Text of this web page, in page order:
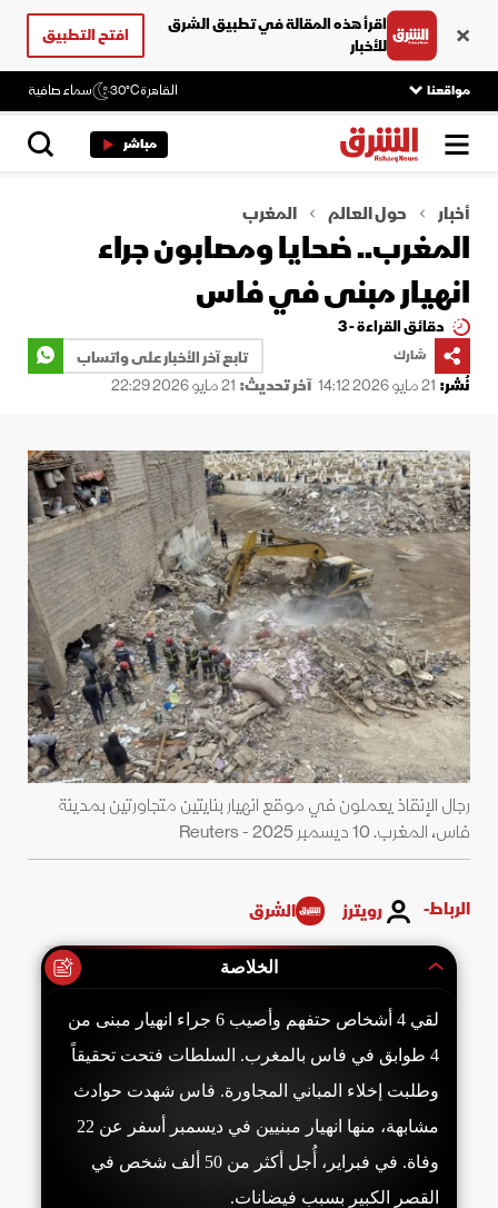
اقرأ هذه المقالة في تطبيق الشرق
للأخبار
افتح التطبيق
مواقعنا القاهرة30°C سماء صافية
مباشر
أخبار حول العالم المغرب
المغرب.. ضحايا ومصابون جراء
انهيار مبنى في فاس
دقائق القراءة - 3
شارك
تابع آخر الأخبار على واتساب
نُشر: 21 مايو 2026 14:12 آخر تحديث: 21 مايو 2026 22:29
رجال الإنقاذ يعملون في موقع انهيار بنايتين متجاورتين بمدينة
فاس، المغرب. 10 ديسمبر 2025 - Reuters
الرباط- رويترز الشرق
الخلاصة
لقي 4 أشخاص حتفهم وأصيب 6 جراء انهيار مبنى من
4 طوابق في فاس بالمغرب. السلطات فتحت تحقيقاً
وطلبت إخلاء المباني المجاورة. فاس شهدت حوادث
مشابهة، منها انهيار مبنيين في ديسمبر أسفر عن 22
وفاة. في فبراير، أُجل أكثر من 50 ألف شخص في
القصر الكبير بسبب فيضانات.